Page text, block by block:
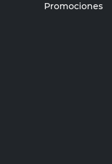
Promociones